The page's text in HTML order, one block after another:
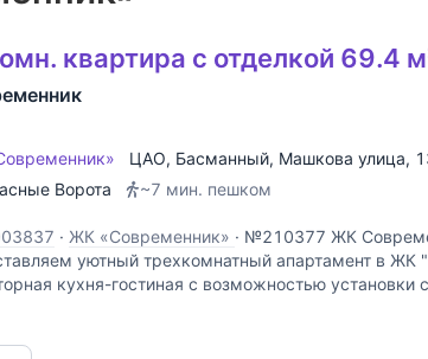
квартира с отделкой 69.4
ЦАО, Басманный, Машкова улица,
Ворота
~7 мин. пешком
· ЖК «Современник» · №210377 ЖК
уютный трехкомнатный апартамент в ЖК
кухня-гостиная с возможностью установки